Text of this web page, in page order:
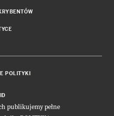
POLITYKI
publikujemy pełne